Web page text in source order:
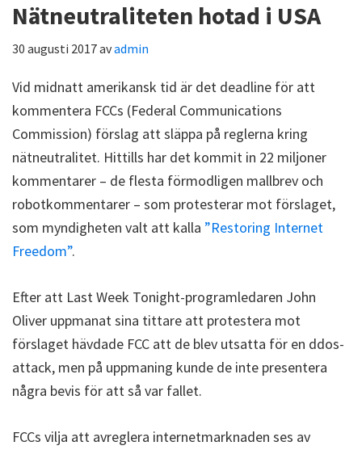
Nätneutraliteten hotad i USA
30 augusti 2017avadmin
Vid midnatt amerikansk tid är det deadline för att
kommentera FCCs (Federal Communications
Commission) förslag att släppa på reglerna kring
nätneutralitet. Hittills har det kommit in 22 miljoner
kommentarer – de flesta förmodligen mallbrev och
robotkommentarer – som protesterar mot förslaget,
som myndigheten valt att kalla ”Restoring Internet
Freedom”.
Efter att Last Week Tonight-programledaren John
Oliver uppmanat sina tittare att protestera mot
förslaget hävdade FCC att de blev utsatta för en ddos-
attack, men på uppmaning kunde de inte presentera
några bevis för att så var fallet.
FCCs vilja att avreglera internetmarknaden ses av